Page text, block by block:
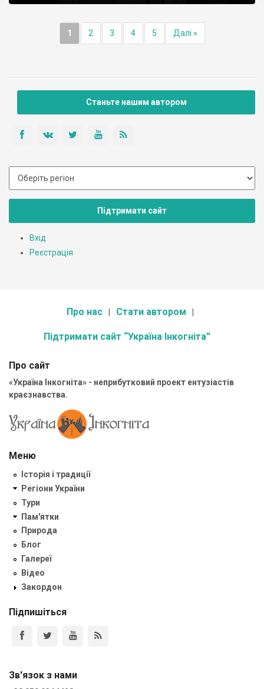
1 2 3 4 5 Далі »
Станьте нашим автором
Підтримати сайт
Вхід
Реєстрація
Про нас Стати автором
Підтримати сайт “Україна Інкогніта”
Про сайт
«Україна Інкогніта» - неприбутковий проект ентузіастів
краєзнавства.
Меню
Історія і традиції
Регіони України
Тури
Пам'ятки
Природа
Блог
Галереї
Відео
Закордон
Підпишіться
Зв'язок з нами